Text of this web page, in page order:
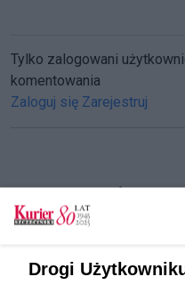
Tylko zalogowani
komentowania
Zaloguj się Zarejestruj
CZYTAJ TAKŻE
Wręczono Fryderyki
Chińska przygoda
Morskiej
Drogi